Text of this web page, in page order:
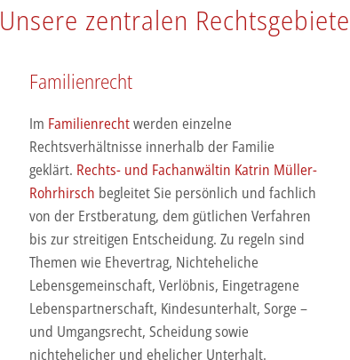
Unsere zentralen Rechtsgebiete
Familienrecht
Im Familienrechtwerden einzelne
Rechtsverhältnisse innerhalb der Familie
geklärt. Rechts- und Fachanwältin Katrin Müller-
Rohrhirsch begleitet Sie persönlich und fachlich
von der Erstberatung, dem gütlichen Verfahren
bis zur streitigen Entscheidung. Zu regeln sind
Themen wie Ehevertrag, Nichteheliche
Lebensgemeinschaft, Verlöbnis, Eingetragene
Lebenspartnerschaft, Kindesunterhalt, Sorge –
und Umgangsrecht, Scheidung sowie
nichtehelicher und ehelicher Unterhalt.